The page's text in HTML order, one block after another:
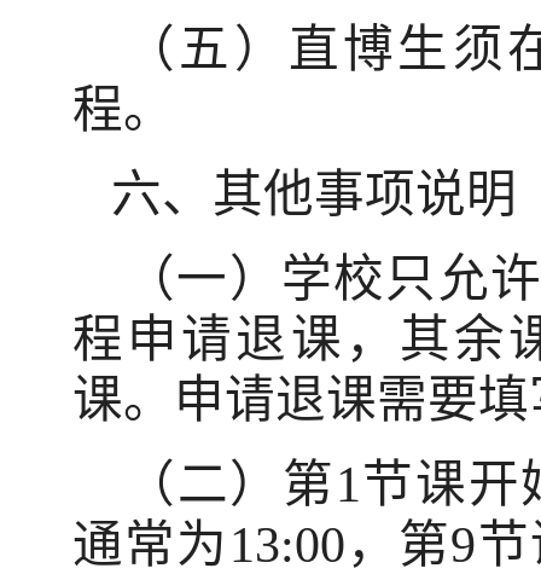
（五）直博生
程。
六、其他事项说明
（一）学校只允
程申请退课，其余
课。申请退课需要
（二）第1节课开
通常为13:00，第9